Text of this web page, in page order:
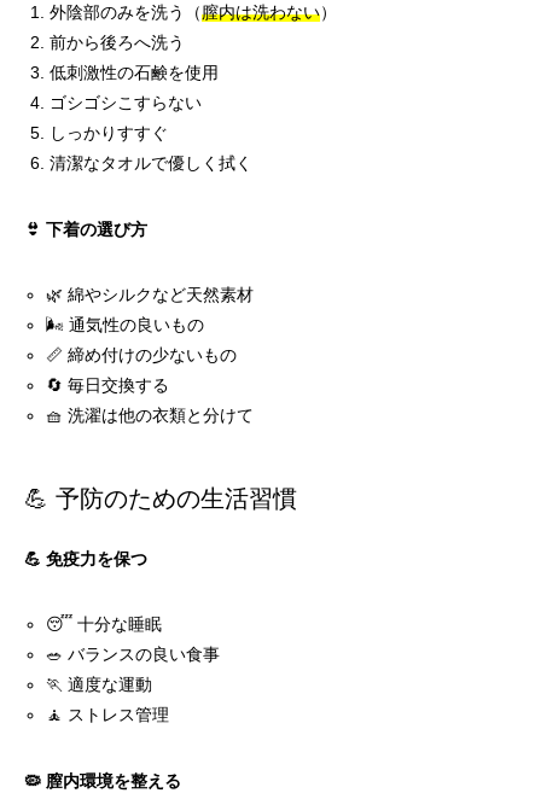
外陰部のみを洗う（膣内は洗わない）
前から後ろへ洗う
低刺激性の石鹸を使用
ゴシゴシこすらない
しっかりすすぐ
清潔なタオルで優しく拭く
👙 下着の選び方
🌿 綿やシルクなど天然素材
🌬️ 通気性の良いもの
📏 締め付けの少ないもの
🔄 毎日交換する
🧺 洗濯は他の衣類と分けて
💪 予防のための生活習慣
💪 免疫力を保つ
😴 十分な睡眠
🥗 バランスの良い食事
🏃 適度な運動
🧘 ストレス管理
🦠 膣内環境を整える